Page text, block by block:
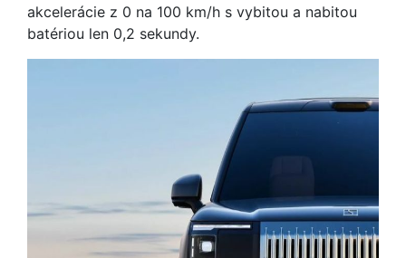
akcelerácie z 0 na 100 km/h s vybitou a nabitou
batériou len 0,2 sekundy.